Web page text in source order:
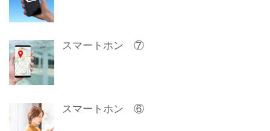
スマートホン ⑦
スマートホン ⑥